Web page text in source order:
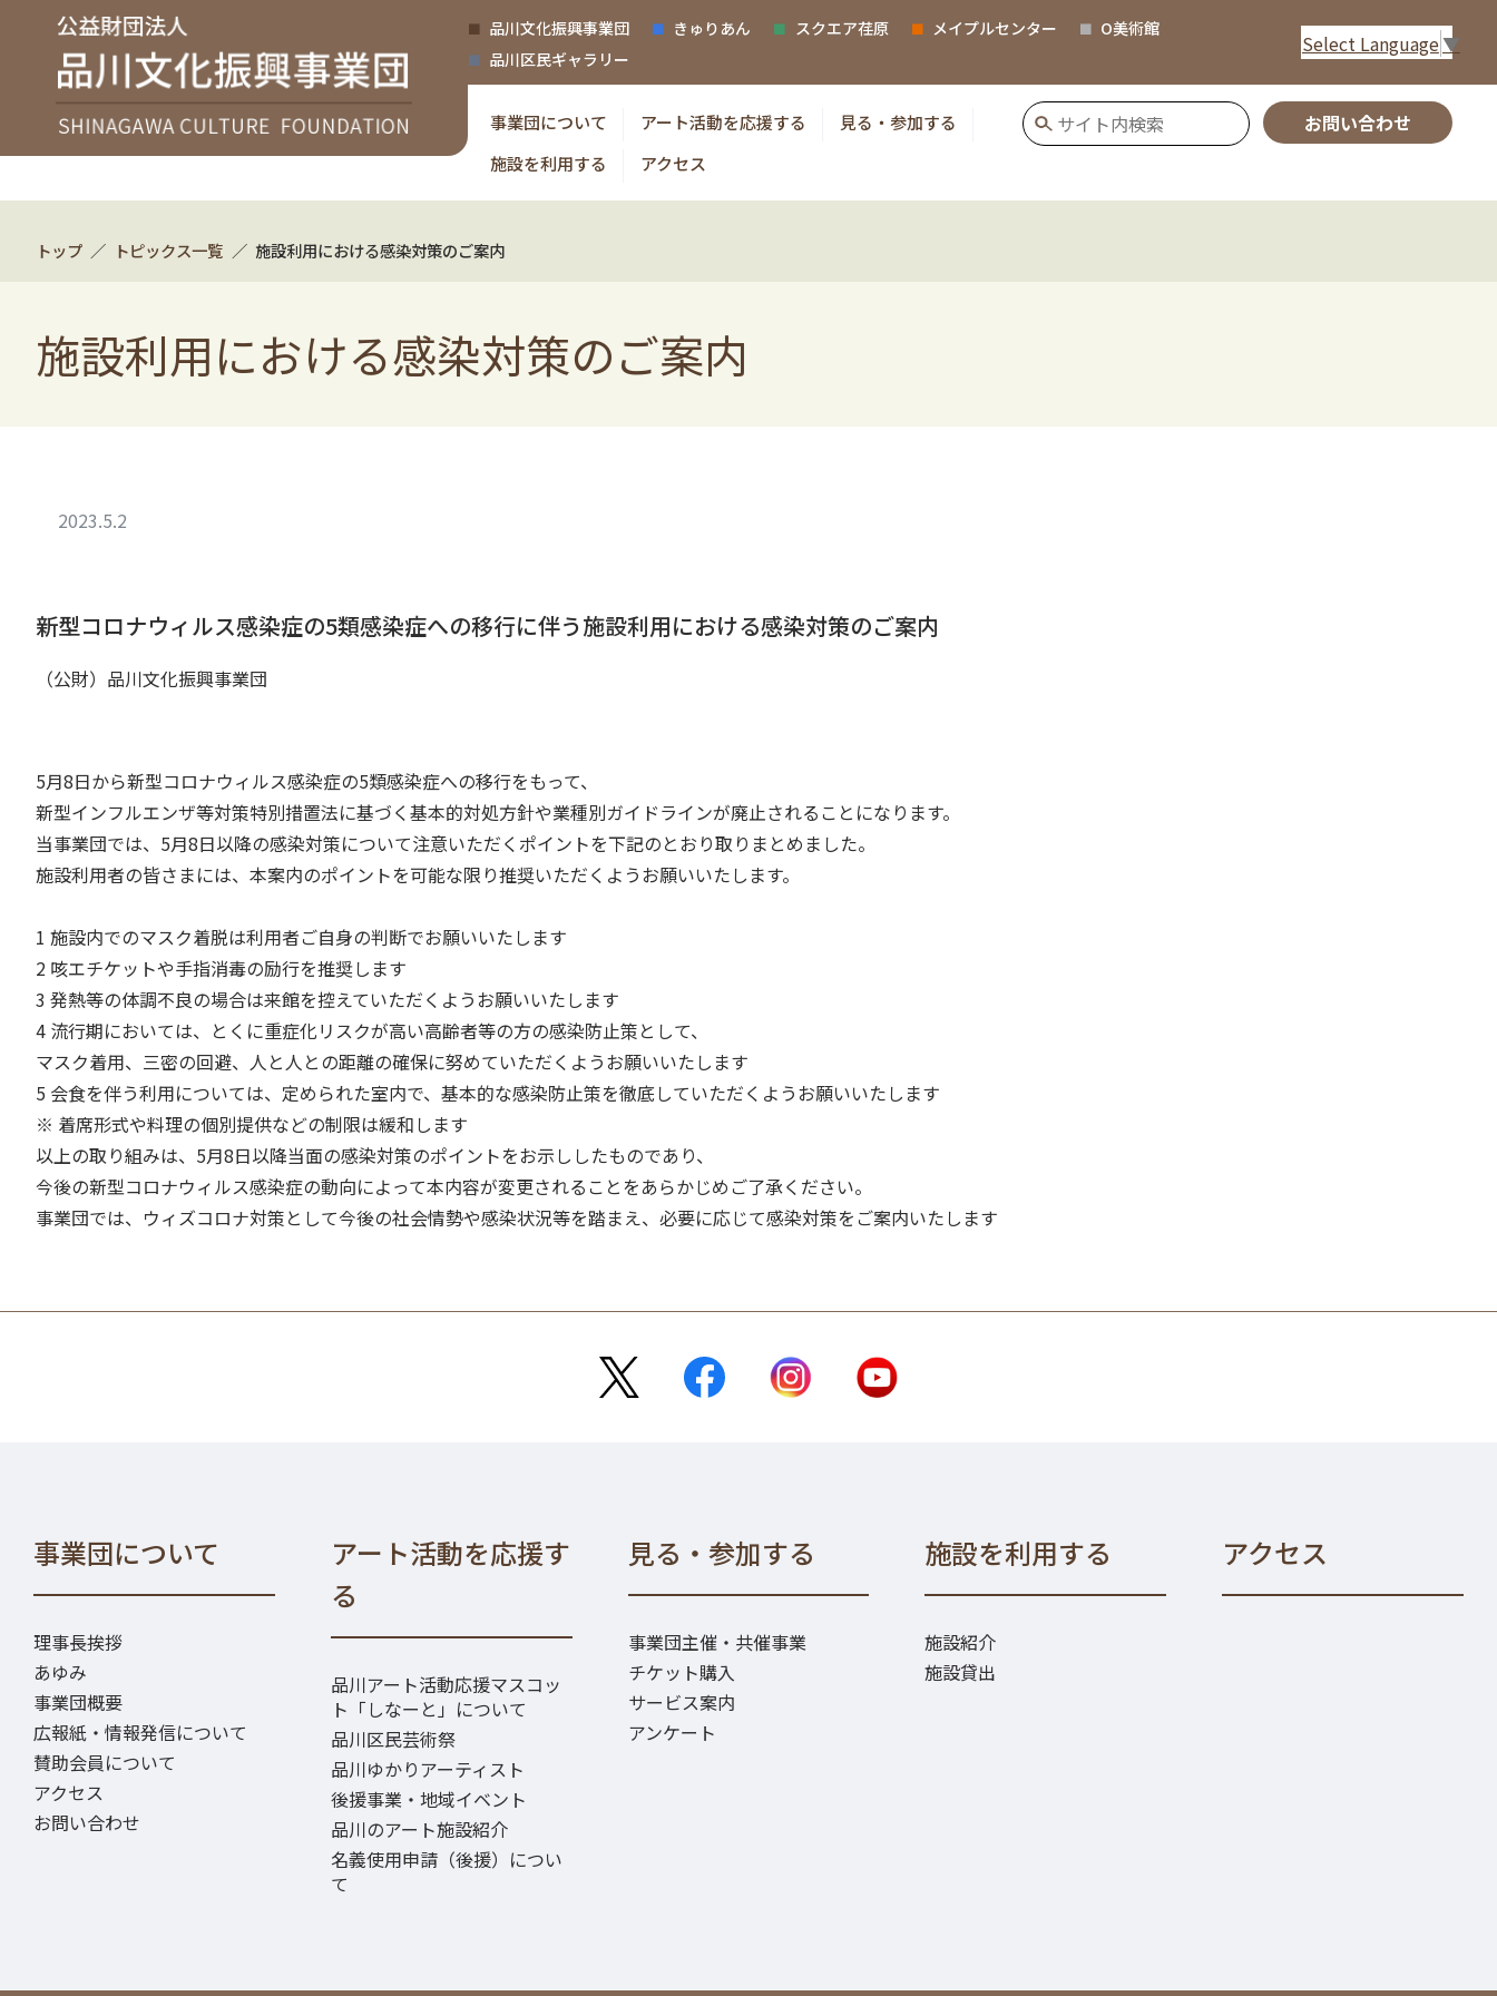
品川文化振興事業団 きゅりあん スクエア荏原 メイプルセンター
O美術館
品川区民ギャラリー
Select Language▼
事業団について アート活動を応援する
見る・参加する
施設を利用する
アクセス
お問い合わせ
トップ トピックス一覧 施設利用における感染対策のご案内
施設利用における感染対策のご案内
2023.5.2
新型コロナウィルス感染症の5類感染症への移行に伴う施設利用における感染対策のご案内
（公財）品川文化振興事業団
5月8日から新型コロナウィルス感染症の5類感染症への移行をもって、
新型インフルエンザ等対策特別措置法に基づく基本的対処方針や業種別ガイドラインが廃止されることになります。
当事業団では、5月8日以降の感染対策について注意いただくポイントを下記のとおり取りまとめました。
施設利用者の皆さまには、本案内のポイントを可能な限り推奨いただくようお願いいたします。
1 施設内でのマスク着脱は利用者ご自身の判断でお願いいたします
2 咳エチケットや手指消毒の励行を推奨します
3 発熱等の体調不良の場合は来館を控えていただくようお願いいたします
4 流行期においては、とくに重症化リスクが高い高齢者等の方の感染防止策として、
マスク着用、三密の回避、人と人との距離の確保に努めていただくようお願いいたします
5 会食を伴う利用については、定められた室内で、基本的な感染防止策を徹底していただくようお願いいたします
※ 着席形式や料理の個別提供などの制限は緩和します
以上の取り組みは、5月8日以降当面の感染対策のポイントをお示ししたものであり、
今後の新型コロナウィルス感染症の動向によって本内容が変更されることをあらかじめご了承ください。
事業団では、ウィズコロナ対策として今後の社会情勢や感染状況等を踏まえ、必要に応じて感染対策をご案内いたします
事業団について
理事長挨拶
あゆみ
事業団概要
広報紙・情報発信について
賛助会員について
アクセス
お問い合わせ
アート活動を応援す
る
品川アート活動応援マスコッ
ト「しなーと」について
品川区民芸術祭
品川ゆかりアーティスト
後援事業・地域イベント
品川のアート施設紹介
名義使用申請（後援）につい
て
見る・参加する
事業団主催・共催事業
チケット購入
サービス案内
アンケート
施設を利用する
施設紹介
施設貸出
アクセス